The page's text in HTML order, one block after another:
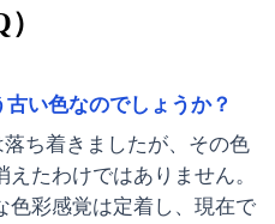
い色なのでしょうか？
ち着きましたが、その色
たわけではありません。
色彩感覚は定着し、現在で